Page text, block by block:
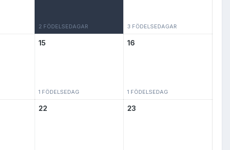
2 FÖDELSEDAGAR 3 FÖDELSEDAGAR
15
1 FÖDELSEDAG
16
1 FÖDELSEDAG
22 23